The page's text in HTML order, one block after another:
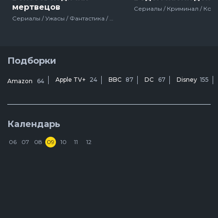
мертвецов
Подборки
Amazon 64 Apple TV+ 24 BBC 87 DC 67 Disney 155
Календарь
06 07 08 09 10 11 12